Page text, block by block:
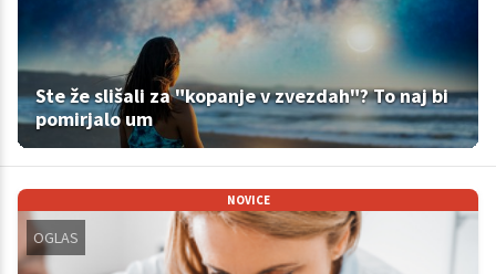
Ste že slišali za "kopanje v zvezdah"? To naj bi
pomirjalo um
NOVICE
OGLAS